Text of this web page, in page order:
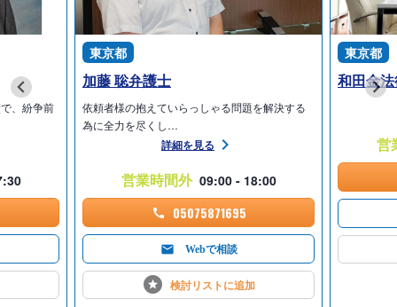
■相続登記以外の名義変更手続
名義1件あたり：3万3,000円～
■節税対策
節税対策（一般の方向け）：11万円～
事業承継対策（会社経営者向け）：33万円～
、紛争前
東京都
加藤 聡弁護士
依頼者様の抱えていらっしゃる問題を解決する
為に全力を尽くし…
詳細を見る
営業時間外 09:00 - 18:00
05075871695
Webで相談
検討リストに追加
東京都
和田金
営